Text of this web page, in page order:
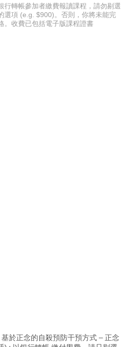
行轉帳參加者繳費報讀課程，請勿剔選
選項 (e.g. $900)。否則，你將未能完
。收費已包括電子版課程證書
於正念的自殺預防干預方式 – 正念